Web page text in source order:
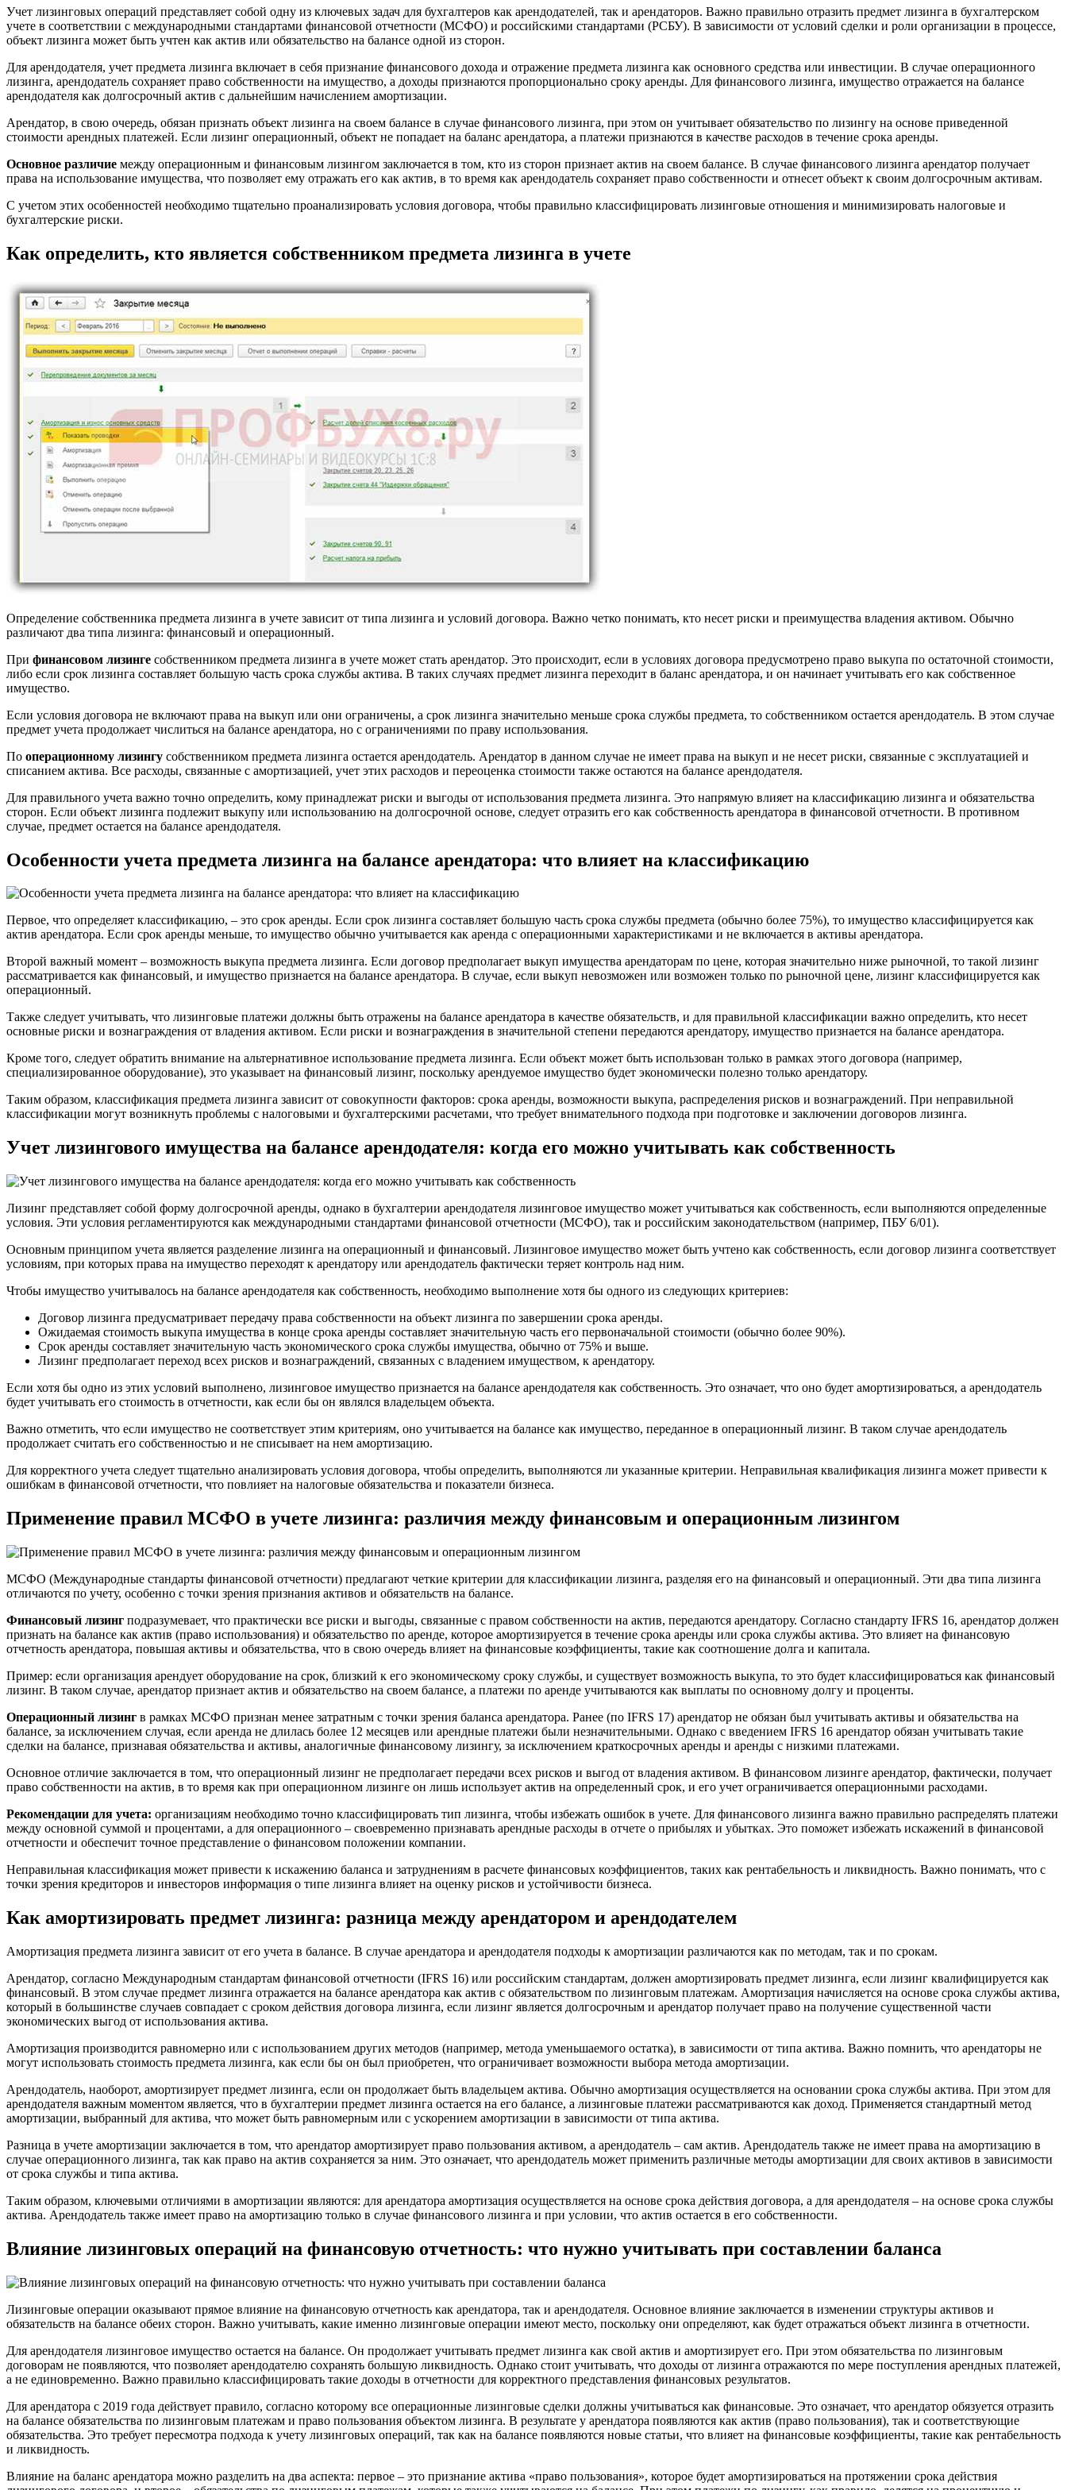
Учет лизинговых операций представляет собой одну из ключевых задач для бухгалтеров как арендодателей, так и арендаторов. Важно правильно отразить предмет лизинга в бухгалтерском
учете в соответствии с международными стандартами финансовой отчетности (МСФО) и российскими стандартами (РСБУ). В зависимости от условий сделки и роли организации в процессе,
объект лизинга может быть учтен как актив или обязательство на балансе одной из сторон.
Для арендодателя, учет предмета лизинга включает в себя признание финансового дохода и отражение предмета лизинга как основного средства или инвестиции. В случае операционного
лизинга, арендодатель сохраняет право собственности на имущество, а доходы признаются пропорционально сроку аренды. Для финансового лизинга, имущество отражается на балансе
арендодателя как долгосрочный актив с дальнейшим начислением амортизации.
Арендатор, в свою очередь, обязан признать объект лизинга на своем балансе в случае финансового лизинга, при этом он учитывает обязательство по лизингу на основе приведенной
стоимости арендных платежей. Если лизинг операционный, объект не попадает на баланс арендатора, а платежи признаются в качестве расходов в течение срока аренды.
Основное различие между операционным и финансовым лизингом заключается в том, кто из сторон признает актив на своем балансе. В случае финансового лизинга арендатор получает
права на использование имущества, что позволяет ему отражать его как актив, в то время как арендодатель сохраняет право собственности и отнесет объект к своим долгосрочным активам.
С учетом этих особенностей необходимо тщательно проанализировать условия договора, чтобы правильно классифицировать лизинговые отношения и минимизировать налоговые и
бухгалтерские риски.
Как определить, кто является собственником предмета лизинга в учете
Определение собственника предмета лизинга в учете зависит от типа лизинга и условий договора. Важно четко понимать, кто несет риски и преимущества владения активом. Обычно
различают два типа лизинга: финансовый и операционный.
При финансовом лизинге собственником предмета лизинга в учете может стать арендатор. Это происходит, если в условиях договора предусмотрено право выкупа по остаточной стоимости,
либо если срок лизинга составляет большую часть срока службы актива. В таких случаях предмет лизинга переходит в баланс арендатора, и он начинает учитывать его как собственное
имущество.
Если условия договора не включают права на выкуп или они ограничены, а срок лизинга значительно меньше срока службы предмета, то собственником остается арендодатель. В этом случае
предмет учета продолжает числиться на балансе арендатора, но с ограничениями по праву использования.
По операционному лизингу собственником предмета лизинга остается арендодатель. Арендатор в данном случае не имеет права на выкуп и не несет риски, связанные с эксплуатацией и
списанием актива. Все расходы, связанные с амортизацией, учет этих расходов и переоценка стоимости также остаются на балансе арендодателя.
Для правильного учета важно точно определить, кому принадлежат риски и выгоды от использования предмета лизинга. Это напрямую влияет на классификацию лизинга и обязательства
сторон. Если объект лизинга подлежит выкупу или использованию на долгосрочной основе, следует отразить его как собственность арендатора в финансовой отчетности. В противном
случае, предмет остается на балансе арендодателя.
Особенности учета предмета лизинга на балансе арендатора: что влияет на классификацию
Первое, что определяет классификацию, – это срок аренды. Если срок лизинга составляет большую часть срока службы предмета (обычно более 75%), то имущество классифицируется как
актив арендатора. Если срок аренды меньше, то имущество обычно учитывается как аренда с операционными характеристиками и не включается в активы арендатора.
Второй важный момент – возможность выкупа предмета лизинга. Если договор предполагает выкуп имущества арендаторам по цене, которая значительно ниже рыночной, то такой лизинг
рассматривается как финансовый, и имущество признается на балансе арендатора. В случае, если выкуп невозможен или возможен только по рыночной цене, лизинг классифицируется как
операционный.
Также следует учитывать, что лизинговые платежи должны быть отражены на балансе арендатора в качестве обязательств, и для правильной классификации важно определить, кто несет
основные риски и вознаграждения от владения активом. Если риски и вознаграждения в значительной степени передаются арендатору, имущество признается на балансе арендатора.
Кроме того, следует обратить внимание на альтернативное использование предмета лизинга. Если объект может быть использован только в рамках этого договора (например,
специализированное оборудование), это указывает на финансовый лизинг, поскольку арендуемое имущество будет экономически полезно только арендатору.
Таким образом, классификация предмета лизинга зависит от совокупности факторов: срока аренды, возможности выкупа, распределения рисков и вознаграждений. При неправильной
классификации могут возникнуть проблемы с налоговыми и бухгалтерскими расчетами, что требует внимательного подхода при подготовке и заключении договоров лизинга.
Учет лизингового имущества на балансе арендодателя: когда его можно учитывать как собственность
Лизинг представляет собой форму долгосрочной аренды, однако в бухгалтерии арендодателя лизинговое имущество может учитываться как собственность, если выполняются определенные
условия. Эти условия регламентируются как международными стандартами финансовой отчетности (МСФО), так и российским законодательством (например, ПБУ 6/01).
Основным принципом учета является разделение лизинга на операционный и финансовый. Лизинговое имущество может быть учтено как собственность, если договор лизинга соответствует
условиям, при которых права на имущество переходят к арендатору или арендодатель фактически теряет контроль над ним.
Чтобы имущество учитывалось на балансе арендодателя как собственность, необходимо выполнение хотя бы одного из следующих критериев:
Договор лизинга предусматривает передачу права собственности на объект лизинга по завершении срока аренды.
Ожидаемая стоимость выкупа имущества в конце срока аренды составляет значительную часть его первоначальной стоимости (обычно более 90%).
Срок аренды составляет значительную часть экономического срока службы имущества, обычно от 75% и выше.
Лизинг предполагает переход всех рисков и вознаграждений, связанных с владением имуществом, к арендатору.
Если хотя бы одно из этих условий выполнено, лизинговое имущество признается на балансе арендодателя как собственность. Это означает, что оно будет амортизироваться, а арендодатель
будет учитывать его стоимость в отчетности, как если бы он являлся владельцем объекта.
Важно отметить, что если имущество не соответствует этим критериям, оно учитывается на балансе как имущество, переданное в операционный лизинг. В таком случае арендодатель
продолжает считать его собственностью и не списывает на нем амортизацию.
Для корректного учета следует тщательно анализировать условия договора, чтобы определить, выполняются ли указанные критерии. Неправильная квалификация лизинга может привести к
ошибкам в финансовой отчетности, что повлияет на налоговые обязательства и показатели бизнеса.
Применение правил МСФО в учете лизинга: различия между финансовым и операционным лизингом
МСФО (Международные стандарты финансовой отчетности) предлагают четкие критерии для классификации лизинга, разделяя его на финансовый и операционный. Эти два типа лизинга
отличаются по учету, особенно с точки зрения признания активов и обязательств на балансе.
Финансовый лизинг подразумевает, что практически все риски и выгоды, связанные с правом собственности на актив, передаются арендатору. Согласно стандарту IFRS 16, арендатор должен
признать на балансе как актив (право использования) и обязательство по аренде, которое амортизируется в течение срока аренды или срока службы актива. Это влияет на финансовую
отчетность арендатора, повышая активы и обязательства, что в свою очередь влияет на финансовые коэффициенты, такие как соотношение долга и капитала.
Пример: если организация арендует оборудование на срок, близкий к его экономическому сроку службы, и существует возможность выкупа, то это будет классифицироваться как финансовый
лизинг. В таком случае, арендатор признает актив и обязательство на своем балансе, а платежи по аренде учитываются как выплаты по основному долгу и проценты.
Операционный лизинг в рамках МСФО признан менее затратным с точки зрения баланса арендатора. Ранее (по IFRS 17) арендатор не обязан был учитывать активы и обязательства на
балансе, за исключением случая, если аренда не длилась более 12 месяцев или арендные платежи были незначительными. Однако с введением IFRS 16 арендатор обязан учитывать такие
сделки на балансе, признавая обязательства и активы, аналогичные финансовому лизингу, за исключением краткосрочных аренды и аренды с низкими платежами.
Основное отличие заключается в том, что операционный лизинг не предполагает передачи всех рисков и выгод от владения активом. В финансовом лизинге арендатор, фактически, получает
право собственности на актив, в то время как при операционном лизинге он лишь использует актив на определенный срок, и его учет ограничивается операционными расходами.
Рекомендации для учета: организациям необходимо точно классифицировать тип лизинга, чтобы избежать ошибок в учете. Для финансового лизинга важно правильно распределять платежи
между основной суммой и процентами, а для операционного – своевременно признавать арендные расходы в отчете о прибылях и убытках. Это поможет избежать искажений в финансовой
отчетности и обеспечит точное представление о финансовом положении компании.
Неправильная классификация может привести к искажению баланса и затруднениям в расчете финансовых коэффициентов, таких как рентабельность и ликвидность. Важно понимать, что с
точки зрения кредиторов и инвесторов информация о типе лизинга влияет на оценку рисков и устойчивости бизнеса.
Как амортизировать предмет лизинга: разница между арендатором и арендодателем
Амортизация предмета лизинга зависит от его учета в балансе. В случае арендатора и арендодателя подходы к амортизации различаются как по методам, так и по срокам.
Арендатор, согласно Международным стандартам финансовой отчетности (IFRS 16) или российским стандартам, должен амортизировать предмет лизинга, если лизинг квалифицируется как
финансовый. В этом случае предмет лизинга отражается на балансе арендатора как актив с обязательством по лизинговым платежам. Амортизация начисляется на основе срока службы актива,
который в большинстве случаев совпадает с сроком действия договора лизинга, если лизинг является долгосрочным и арендатор получает право на получение существенной части
экономических выгод от использования актива.
Амортизация производится равномерно или с использованием других методов (например, метода уменьшаемого остатка), в зависимости от типа актива. Важно помнить, что арендаторы не
могут использовать стоимость предмета лизинга, как если бы он был приобретен, что ограничивает возможности выбора метода амортизации.
Арендодатель, наоборот, амортизирует предмет лизинга, если он продолжает быть владельцем актива. Обычно амортизация осуществляется на основании срока службы актива. При этом для
арендодателя важным моментом является, что в бухгалтерии предмет лизинга остается на его балансе, а лизинговые платежи рассматриваются как доход. Применяется стандартный метод
амортизации, выбранный для актива, что может быть равномерным или с ускорением амортизации в зависимости от типа актива.
Разница в учете амортизации заключается в том, что арендатор амортизирует право пользования активом, а арендодатель – сам актив. Арендодатель также не имеет права на амортизацию в
случае операционного лизинга, так как право на актив сохраняется за ним. Это означает, что арендодатель может применить различные методы амортизации для своих активов в зависимости
от срока службы и типа актива.
Таким образом, ключевыми отличиями в амортизации являются: для арендатора амортизация осуществляется на основе срока действия договора, а для арендодателя – на основе срока службы
актива. Арендодатель также имеет право на амортизацию только в случае финансового лизинга и при условии, что актив остается в его собственности.
Влияние лизинговых операций на финансовую отчетность: что нужно учитывать при составлении баланса
Лизинговые операции оказывают прямое влияние на финансовую отчетность как арендатора, так и арендодателя. Основное влияние заключается в изменении структуры активов и
обязательств на балансе обеих сторон. Важно учитывать, какие именно лизинговые операции имеют место, поскольку они определяют, как будет отражаться объект лизинга в отчетности.
Для арендодателя лизинговое имущество остается на балансе. Он продолжает учитывать предмет лизинга как свой актив и амортизирует его. При этом обязательства по лизинговым
договорам не появляются, что позволяет арендодателю сохранять большую ликвидность. Однако стоит учитывать, что доходы от лизинга отражаются по мере поступления арендных платежей,
а не единовременно. Важно правильно классифицировать такие доходы в отчетности для корректного представления финансовых результатов.
Для арендатора с 2019 года действует правило, согласно которому все операционные лизинговые сделки должны учитываться как финансовые. Это означает, что арендатор обязуется отразить
на балансе обязательства по лизинговым платежам и право пользования объектом лизинга. В результате у арендатора появляются как актив (право пользования), так и соответствующие
обязательства. Это требует пересмотра подхода к учету лизинговых операций, так как на балансе появляются новые статьи, что влияет на финансовые коэффициенты, такие как рентабельность
и ликвидность.
Влияние на баланс арендатора можно разделить на два аспекта: первое – это признание актива «право пользования», которое будет амортизироваться на протяжении срока действия